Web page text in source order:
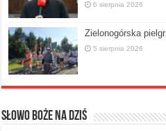
6 sierpnia 2026
Zielonogórska
5 sierpnia 2026
Słowo Boże na dziś